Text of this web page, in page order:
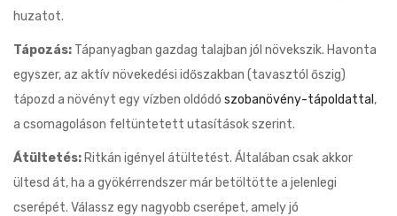
huzatot.
Tápozás: Tápanyagban gazdag talajban jól növekszik. Havonta
egyszer, az aktív növekedési időszakban (tavasztól őszig)
tápozd a növényt egy vízben oldódó szobanövény-tápoldattal ,
a csomagoláson feltüntetett utasítások szerint.
Átültetés: Ritkán igényel átültetést. Általában csak akkor
ültesd át, ha a gyökérrendszer már betöltötte a jelenlegi
cserépét. Válassz egy nagyobb cserépet, amely jó